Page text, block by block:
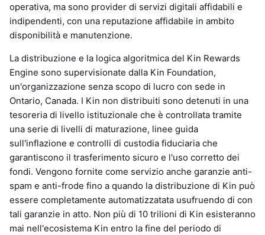
operativa, ma sono provider di servizi digitali affidabili e
indipendenti, con una reputazione affidabile in ambito
disponibilità e manutenzione.
La distribuzione e la logica algoritmica del Kin Rewards
Engine sono supervisionate dalla Kin Foundation,
un'organizzazione senza scopo di lucro con sede in
Ontario, Canada. I Kin non distribuiti sono detenuti in una
tesoreria di livello istituzionale che è controllata tramite
una serie di livelli di maturazione, linee guida
sull'inflazione e controlli di custodia fiduciaria che
garantiscono il trasferimento sicuro e l'uso corretto dei
fondi. Vengono fornite come servizio anche garanzie anti-
spam e anti-frode fino a quando la distribuzione di Kin può
essere completamente automatizzatata usufruendo di con
tali garanzie in atto. Non più di 10 trilioni di Kin esisteranno
mai nell'ecosistema Kin entro la fine del periodo di